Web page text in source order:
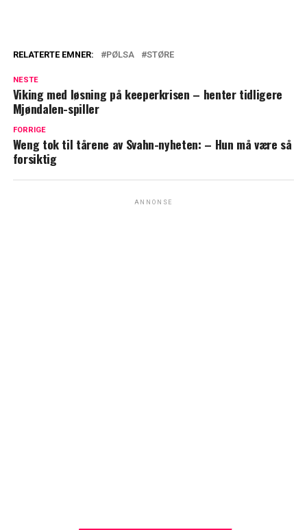
RELATERTE EMNER: PØLSA STØRE
NESTE
Viking med løsning på keeperkrisen – henter tidligere
Mjøndalen-spiller
FORRIGE
Weng tok til tårene av Svahn-nyheten: – Hun må være så
forsiktig
ANNONSE